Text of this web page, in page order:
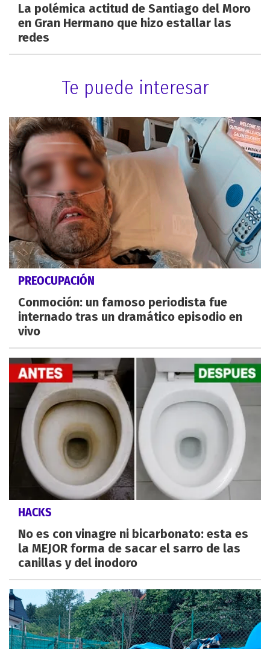
La polémica actitud de Santiago del Moro
en Gran Hermano que hizo estallar las
redes
Te puede interesar
PREOCUPACIÓN
Conmoción: un famoso periodista fue
internado tras un dramático episodio en
vivo
HACKS
No es con vinagre ni bicarbonato: esta es
la MEJOR forma de sacar el sarro de las
canillas y del inodoro